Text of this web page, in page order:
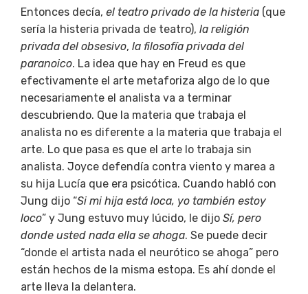
Entonces decía, el teatro privado de la histeria (que
sería la histeria privada de teatro), la religión
privada del obsesivo, la filosofía privada del
paranoico. La idea que hay en Freud es que
efectivamente el arte metaforiza algo de lo que
necesariamente el analista va a terminar
descubriendo. Que la materia que trabaja el
analista no es diferente a la materia que trabaja el
arte. Lo que pasa es que el arte lo trabaja sin
analista. Joyce defendía contra viento y marea a
su hija Lucía que era psicótica. Cuando habló con
Jung dijo “Si mi hija está loca, yo también estoy
loco” y Jung estuvo muy lúcido, le dijo Sí, pero
donde usted nada ella se ahoga. Se puede decir
“donde el artista nada el neurótico se ahoga” pero
están hechos de la misma estopa. Es ahí donde el
arte lleva la delantera.